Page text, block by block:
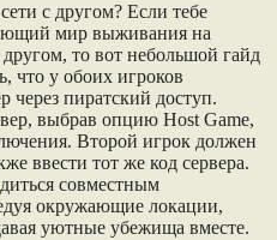
с другом? Если тебе
мир выживания на
то вот небольшой гайд
что у обоих игроков
через пиратский доступ.
выбрав опцию Host Game,
Второй игрок должен
ввести тот же код сервера.
совместным
окружающие локации,
уютные убежища вместе.